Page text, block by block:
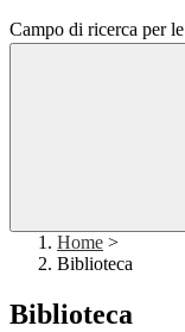
Campo di ricerca per
Home >
Biblioteca
Biblioteca